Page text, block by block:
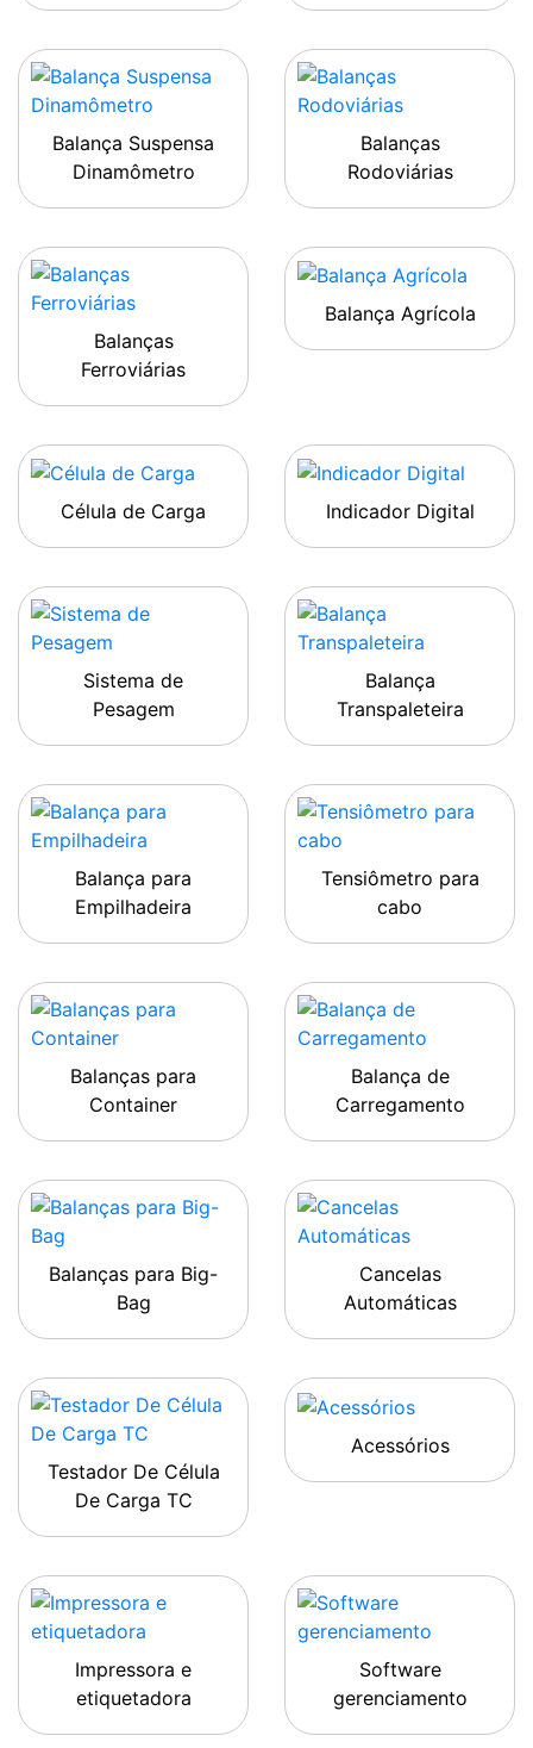
Balança Suspensa
Dinamômetro
Balanças
Rodoviárias
Balanças
Ferroviárias
Balança Agrícola
Célula de Carga Indicador Digital
Sistema de
Pesagem
Balança
Transpaleteira
Balança para
Empilhadeira
Tensiômetro para
cabo
Balanças para
Container
Balança de
Carregamento
Balanças para Big-
Bag
Cancelas
Automáticas
Testador De Célula
De Carga TC
Acessórios
Impressora e
etiquetadora
Software
gerenciamento